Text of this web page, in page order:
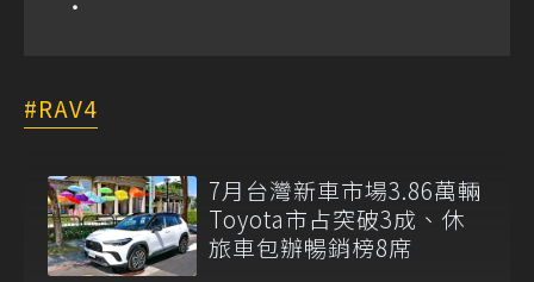
RAV4
7月台灣新車市場3.86萬輛
Toyota市占突破3成、休
旅車包辦暢銷榜8席